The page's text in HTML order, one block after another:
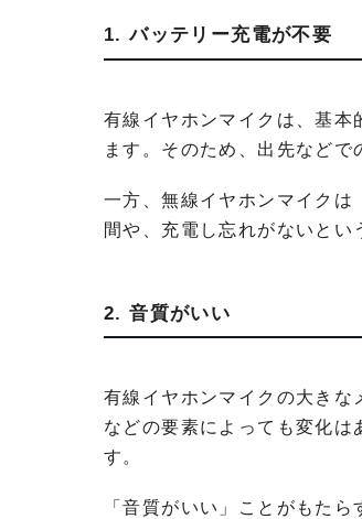
1. バッテリー充電が不要
有線イヤホンマイクは、基
ます。そのため、出先などで
一方、無線イヤホンマイク
間や、充電し忘れがないとい
2. 音質がいい
有線イヤホンマイクの大き
などの要素によっても変化
す。
「音質がいい」ことがもた